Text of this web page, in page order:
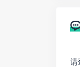
请